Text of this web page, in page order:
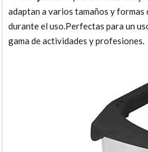
adaptan a varios tamaños y
durante el uso.Perfectas para un
gama de actividades y profesiones.